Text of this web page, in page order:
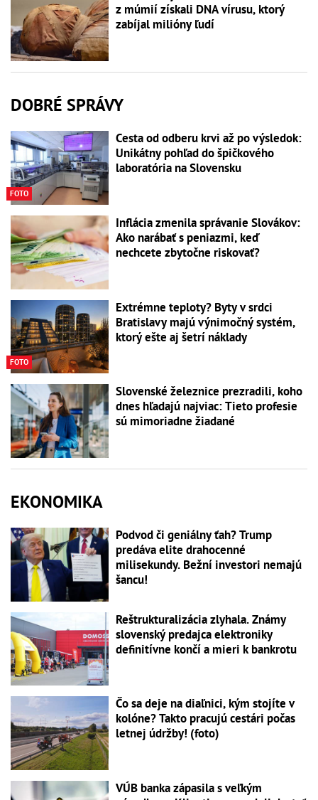
z múmií získali DNA vírusu, ktorý
zabíjal milióny ľudí
DOBRÉ SPRÁVY
FOTO
Cesta od odberu krvi až po výsledok:
Unikátny pohľad do špičkového
laboratória na Slovensku
Inflácia zmenila správanie Slovákov:
Ako narábať s peniazmi, keď
nechcete zbytočne riskovať?
FOTO
Extrémne teploty? Byty v srdci
Bratislavy majú výnimočný systém,
ktorý ešte aj šetrí náklady
Slovenské železnice prezradili, koho
dnes hľadajú najviac: Tieto profesie
sú mimoriadne žiadané
EKONOMIKA
Podvod či geniálny ťah? Trump
predáva elite drahocenné
milisekundy. Bežní investori nemajú
šancu!
Reštrukturalizácia zlyhala. Známy
slovenský predajca elektroniky
definitívne končí a mieri k bankrotu
Čo sa deje na diaľnici, kým stojíte v
kolóne? Takto pracujú cestári počas
letnej údržby! (foto)
VÚB banka zápasila s veľkým